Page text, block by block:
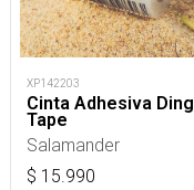
XP142203
Cinta Adhesiva Ding
Tape
Salamander
$ 15.990